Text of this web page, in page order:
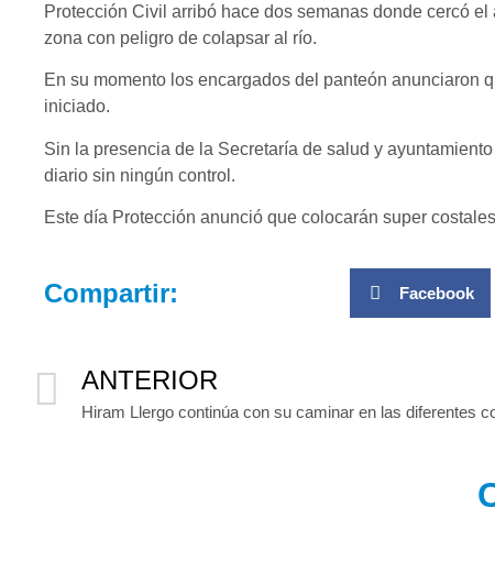
Protección Civil arribó hace dos semanas donde cercó
zona con peligro de colapsar al río.
En su momento los encargados del panteón anunciaron
iniciado.
Sin la presencia de la Secretaría de salud y
diario sin ningún control.
Este día Protección anunció que colocarán super
Compartir: Facebook
ANTERIOR